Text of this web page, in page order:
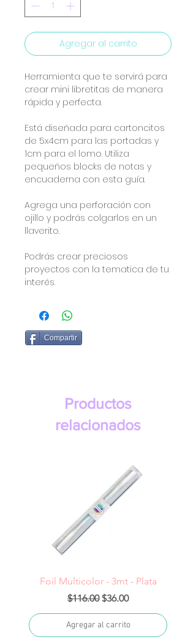
Agregar al carrito
Herramienta que te servirá para
crear mini libretitas de manera
rápida y perfecta.
Está diseñada para cartoncitos
de 5x4cm para las portadas y
1cm para el lomo. Utiliza
pequeños blocks de notas y
encuaderna con esta guía.
Agrega una perforación con
ojillo y podrás colgarlos en un
llaverito.
Podrás crear preciosos
proyectos con la tematica de tu
interés.
Compartir
Productos
relacionados
Foil Multicolor - 3mt - Plata
Precio
$116.00 Precio de oferta
$36.00
Agregar al carrito